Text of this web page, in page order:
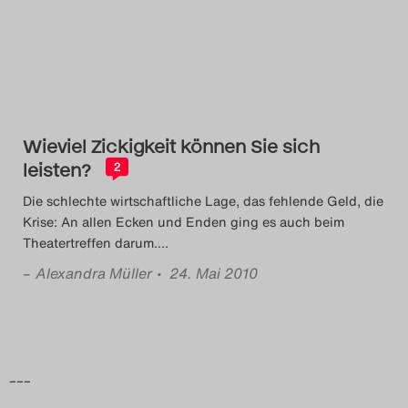
2015
Das Theatertreffen-Blog
2016
Das Theatertreffen-Blog
Wieviel Zickigkeit können Sie sich
leisten?
2
Die schlechte wirtschaftliche Lage, das fehlende Geld, die
Krise: An allen Ecken und Enden ging es auch beim
Theatertreffen darum.…
– Alexandra Müller • 24. Mai 2010
–––